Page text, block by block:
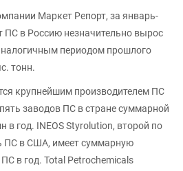
Маркет Репорт, за январь-
ПС в Россию незначительно вырос
периодом прошлого
тонн.
крупнейшим производителем ПС
заводов ПС в стране суммарной
год. INEOS Styrolution, второй по
ПС в США, имеет суммарную
в год. Total Petrochemicals